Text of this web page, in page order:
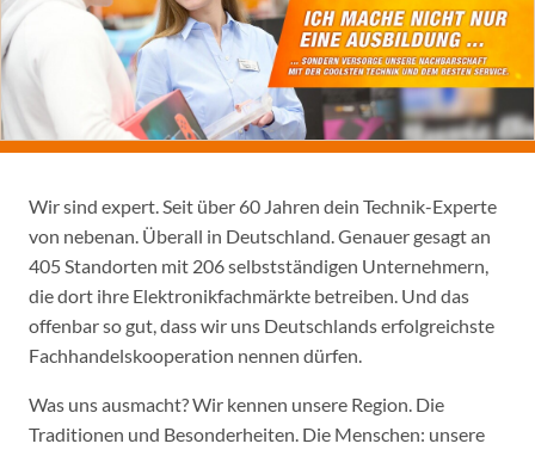
Wir sind expert. Seit über 60 Jahren dein Technik-Experte
von nebenan. Überall in Deutschland. Genauer gesagt an
405 Standorten mit 206 selbstständigen Unternehmern,
die dort ihre Elektronikfachmärkte betreiben. Und das
offenbar so gut, dass wir uns Deutschlands erfolgreichste
Fachhandelskooperation nennen dürfen.
Was uns ausmacht? Wir kennen unsere Region. Die
Traditionen und Besonderheiten. Die Menschen: unsere